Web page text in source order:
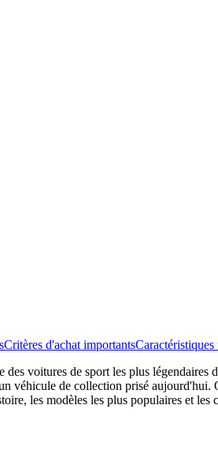
Critères d'achat importantsCaractéristiques
voitures de sport les plus
véhicule de collection prisé
les modèles les plus populaires et les